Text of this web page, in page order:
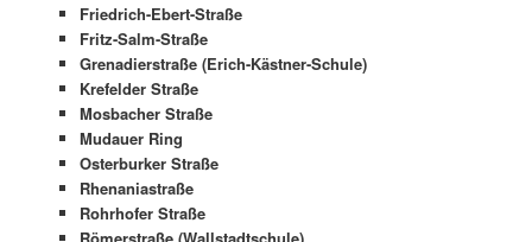
Friedrich-Ebert-Straße
Fritz-Salm-Straße
Grenadierstraße (Erich-Kästner-Schule)
Krefelder Straße
Mosbacher Straße
Mudauer Ring
Osterburker Straße
Rhenaniastraße
Rohrhofer Straße